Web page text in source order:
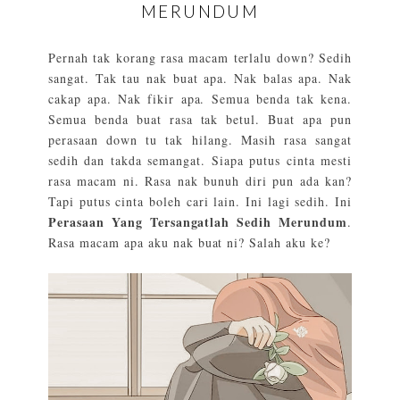
MERUNDUM
Pernah tak korang rasa macam terlalu down? Sedih
sangat. Tak tau nak buat apa. Nak balas apa. Nak
cakap apa. Nak fikir apa. Semua benda tak kena.
Semua benda buat rasa tak betul. Buat apa pun
perasaan down tu tak hilang. Masih rasa sangat
sedih dan takda semangat. Siapa putus cinta mesti
rasa macam ni. Rasa nak bunuh diri pun ada kan?
Tapi putus cinta boleh cari lain. Ini lagi sedih. Ini
Perasaan Yang Tersangatlah Sedih Merundum.
Rasa macam apa aku nak buat ni? Salah aku ke?